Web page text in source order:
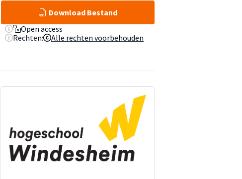
Download Bestand
Open access
Rechten:
Alle rechten voorbehouden